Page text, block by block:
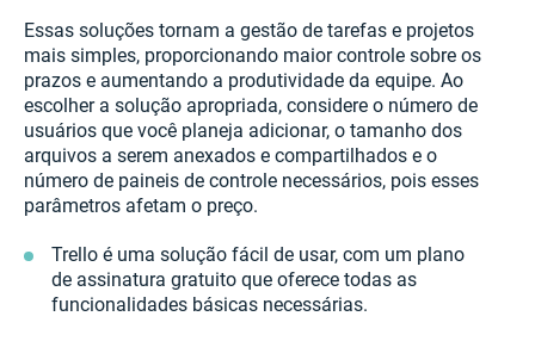
Essas soluções tornam a gestão de tarefas e projetos
mais simples, proporcionando maior controle sobre os
prazos e aumentando a produtividade da equipe. Ao
escolher a solução apropriada, considere o número de
usuários que você planeja adicionar, o tamanho dos
arquivos a serem anexados e compartilhados e o
número de paineis de controle necessários, pois esses
parâmetros afetam o preço.
Trello é uma solução fácil de usar, com um plano
de assinatura gratuito que oferece todas as
funcionalidades básicas necessárias.